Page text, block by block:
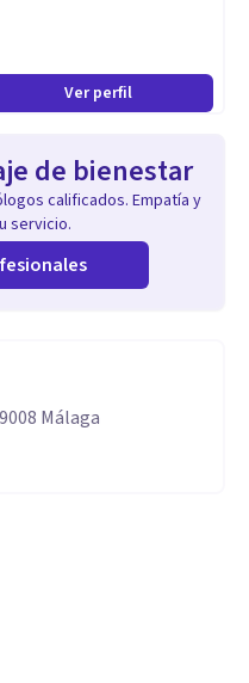
Ver perfil
de bienestar
calificados. Empatía y
servicio.
Málaga